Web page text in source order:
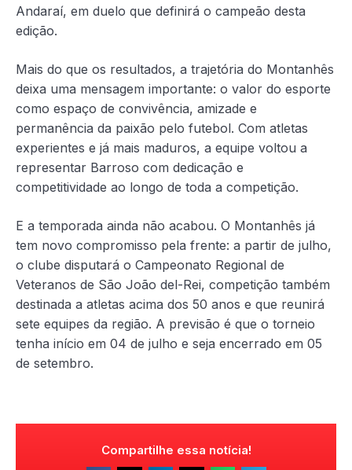
Andaraí, em duelo que definirá o campeão desta
edição.
Mais do que os resultados, a trajetória do Montanhês
deixa uma mensagem importante: o valor do esporte
como espaço de convivência, amizade e
permanência da paixão pelo futebol. Com atletas
experientes e já mais maduros, a equipe voltou a
representar Barroso com dedicação e
competitividade ao longo de toda a competição.
E a temporada ainda não acabou. O Montanhês já
tem novo compromisso pela frente: a partir de julho,
o clube disputará o Campeonato Regional de
Veteranos de São João del-Rei, competição também
destinada a atletas acima dos 50 anos e que reunirá
sete equipes da região. A previsão é que o torneio
tenha início em 04 de julho e seja encerrado em 05
de setembro.
Compartilhe essa notícia!